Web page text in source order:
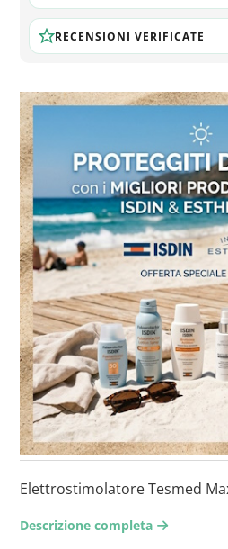
RECENSIONI VERIFICATE
Elettrostimolatore Tesmed
Descrizione completa arrow-right2